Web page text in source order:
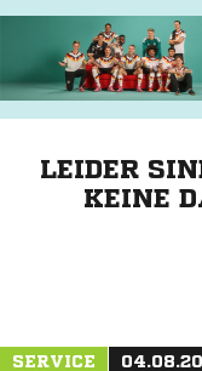
LEIDER
KEINE
SERVICE